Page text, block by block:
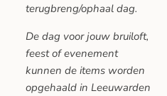
terugbreng/ophaal dag.
De dag voor jouw bruiloft,
feest of evenement
kunnen de items worden
opgehaald in Leeuwarden